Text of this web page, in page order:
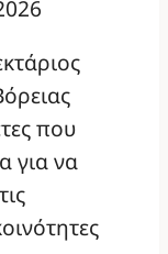
που
για να